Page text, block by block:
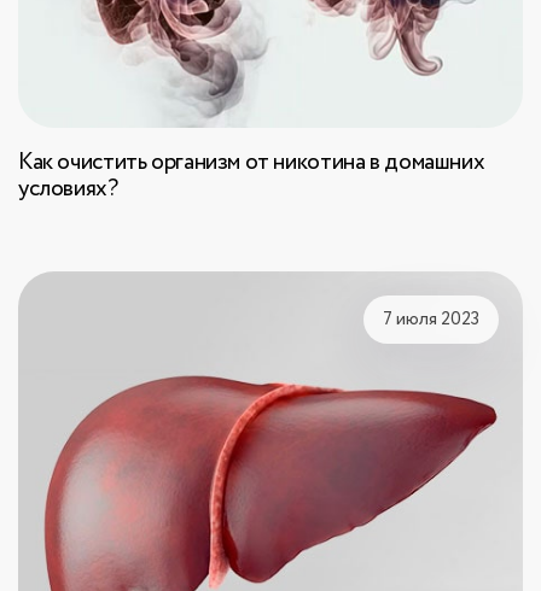
Как очистить организм от никотина в домашних
условиях?
7 июля 2023